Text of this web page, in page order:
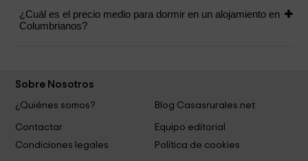
¿Cuál es el precio medio para dormir en un alojamiento en
Columbrianos?
Sobre Nosotros
¿Quiénes somos?
Blog Casasrurales.net
Contactar
Equipo editorial
Condiciones legales
Política de cookies